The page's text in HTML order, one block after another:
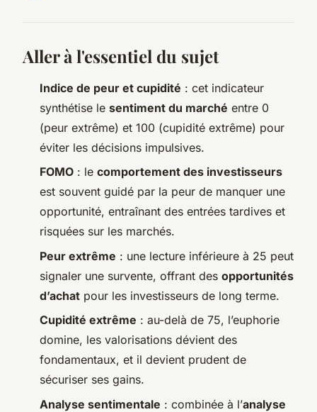
Aller à l'essentiel du sujet
Indice de peur et cupidité : cet indicateur
synthétise le sentiment du marché entre 0
(peur extrême) et 100 (cupidité extrême) pour
éviter les décisions impulsives.
FOMO : le comportement des investisseurs
est souvent guidé par la peur de manquer une
opportunité, entraînant des entrées tardives et
risquées sur les marchés.
Peur extrême : une lecture inférieure à 25 peut
signaler une survente, offrant des opportunités
d’achat pour les investisseurs de long terme.
Cupidité extrême : au-delà de 75, l’euphorie
domine, les valorisations dévient des
fondamentaux, et il devient prudent de
sécuriser ses gains.
Analyse sentimentale : combinée à l’analyse